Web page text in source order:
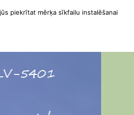
piekrītat mērķa sīkfailu instalēšanai